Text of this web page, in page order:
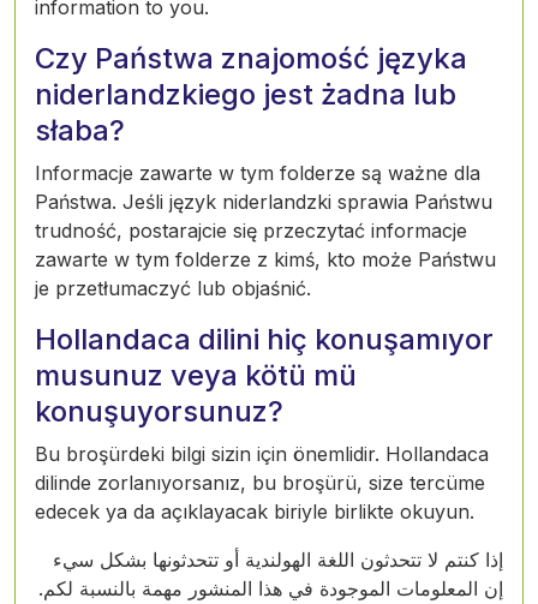
information to you.
Czy Państwa znajomość języka
niderlandzkiego jest żadna lub
słaba?
Informacje zawarte w tym folderze są ważne dla
Państwa. Jeśli język niderlandzki sprawia Państwu
trudność, postarajcie się przeczytać informacje
zawarte w tym folderze z kimś, kto może Państwu
je przetłumaczyć lub objaśnić.
Hollandaca dilini hiç konuşamıyor
musunuz veya kötü mü
konuşuyorsunuz?
Bu broşürdeki bilgi sizin için önemlidir. Hollandaca
dilinde zorlanıyorsanız, bu broşürü, size tercüme
edecek ya da açıklayacak biriyle birlikte okuyun.
إذا كنتم لا تتحدثون اللغة الهولندية أو تتحدثونها بشكل سيء
إن المعلومات الموجودة في هذا المنشور مهمة بالنسبة لكم.